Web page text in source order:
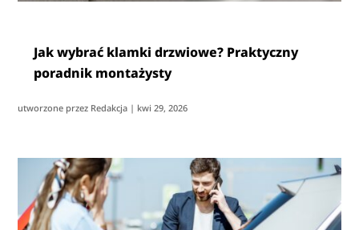
Jak wybrać klamki drzwiowe? Praktyczny
poradnik montażysty
utworzone przez Redakcja | kwi 29, 2026